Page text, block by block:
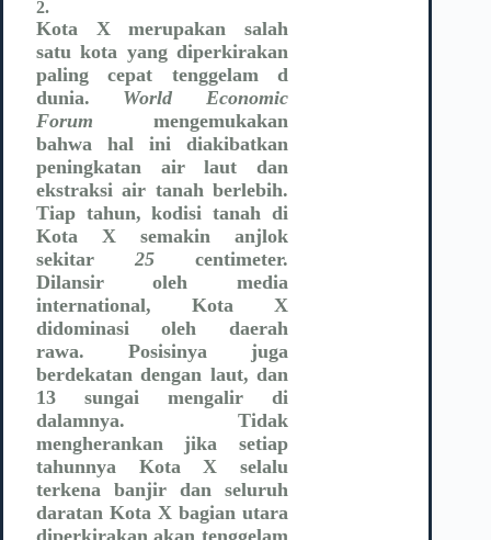
2.
Kota X merupakan salah
satu kota yang diperkirakan
paling cepat tenggelam d
dunia. World Economic
Forum mengemukakan
bahwa hal ini diakibatkan
peningkatan air laut dan
ekstraksi air tanah berlebih.
Tiap tahun, kodisi tanah di
Kota X semakin anjlok
sekitar 25 centimeter.
Dilansir oleh media
international, Kota X
didominasi oleh daerah
rawa. Posisinya juga
berdekatan dengan laut, dan
13 sungai mengalir di
dalamnya. Tidak
mengherankan jika setiap
tahunnya Kota X selalu
terkena banjir dan seluruh
daratan Kota X bagian utara
diperkirakan akan tenggelam